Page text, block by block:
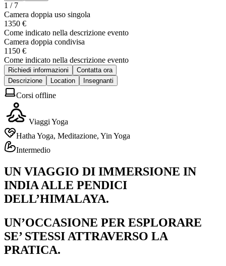
1 / 7
Camera doppia uso singola
1350 €
Come indicato nella descrizione evento
Camera doppia condivisa
1150 €
Come indicato nella descrizione evento
Richiedi informazioni
Contatta ora
Descrizione
Location Insegnanti
Corsi offline
Viaggi Yoga
Hatha Yoga, Meditazione, Yin Yoga
Intermedio
UN VIAGGIO DI IMMERSIONE IN
INDIA ALLE PENDICI
DELL’HIMALAYA.
UN’OCCASIONE PER ESPLORARE
SE’ STESSI ATTRAVERSO LA
PRATICA.